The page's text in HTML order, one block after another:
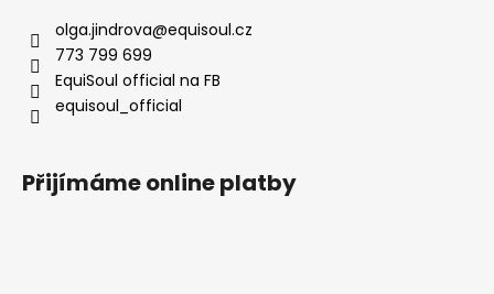
olga.jindrova@equisoul.cz
773 799 699
EquiSoul official na FB
equisoul_official
Přijímáme online platby